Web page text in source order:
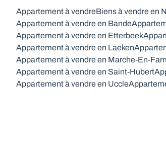
Appartement à vendreBiens à vendre en
Appartement à vendre en Bande
Appartement à vendre en Etterbeek
Appartement à vendre en Laeken
Appartement à vendre en Marche-En-
Appartement à vendre en Saint-Hubert
Appartement à vendre en Uccle